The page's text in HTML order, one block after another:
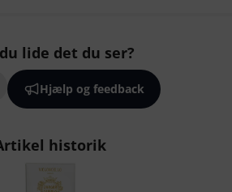
lide det du ser?
Hjælp og feedback
historik